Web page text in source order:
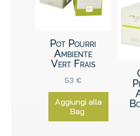
Pot Pourri
Ambiente
Vert Frais
53 €
Aggiungi alla
Bag